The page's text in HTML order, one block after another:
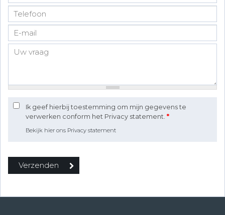
Ik geef hierbij toestemming om mijn gegevens te
verwerken conform het Privacy statement. *
Bekijk hier ons Privacy statement